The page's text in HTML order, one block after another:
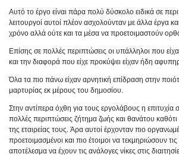
Αυτό το έργο είναι πάρα πολύ δύσκολο ειδικά σε
λειτουργοί αυτοί πλέον ασχολούνταν με άλλα έργα
χρόνο αλλά ούτε και τα μέσα να προετοιμαστούν
Επίσης σε πολλές περιπτώσεις οι υπάλληλοι που
και την διαφορά που είχε προκύψει είχαν ήδη
Όλα τα πιο πάνω είχαν αρνητική επίδραση στην
μαρτυρίας εκ μέρους του δημοσίου.
Στην αντίπερα όχθη για τους εργολάβους η επιτυχία
πολλές περιπτώσεις ζήτημα ζωής και θανάτου
της εταιρείας τους. Άρα αυτοί έρχονταν πιο
προετοιμασμένοι και πιο έτοιμοι να τεκμηριώσουν
αποτέλεσμα να έχουν τις ανάλογες νίκες στις